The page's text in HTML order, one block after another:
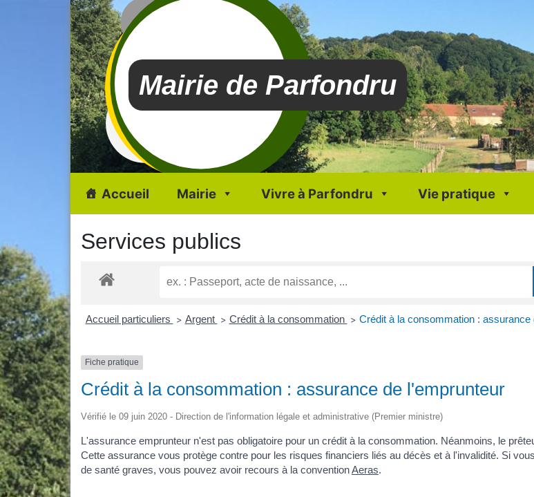
Mairie de Parfondru
Accueil Mairie Vivre à Parfondru Vie pratique
Services publics
Accueil particuliers > Argent > Crédit à la consommation > Crédit à la consommation : assurance
Fiche pratique
Crédit à la consommation : assurance de l'emprunteur
Vérifié le 09 juin 2020 - Direction de l'information légale et administrative (Premier ministre)
L'assurance emprunteur n'est pas obligatoire pour un crédit à la consommation. Néanmoins, le
Cette assurance vous protège contre pour les risques financiers liés au décès et à l'invalidité. Si
de santé graves, vous pouvez avoir recours à la conventionAeras.